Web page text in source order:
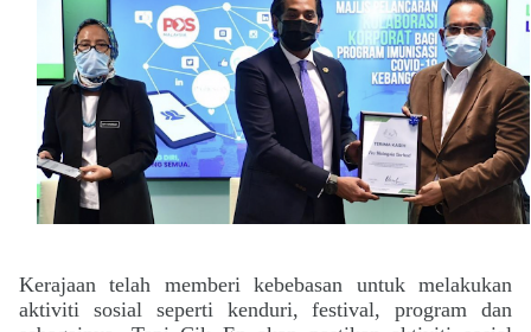
Kerajaan telah memberi kebebasan untuk melakukan
aktiviti sosial seperti kenduri, festival, program dan